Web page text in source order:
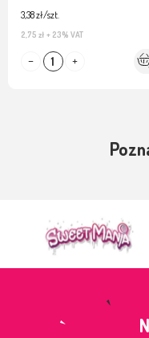
3,38 zł/szt.
2,75 zł + 23% VAT